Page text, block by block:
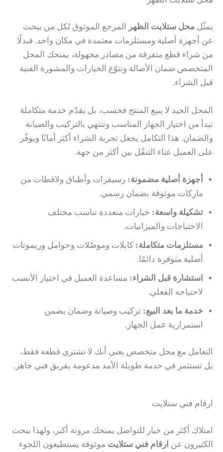
يمثّل محل ستلايت الظهر
المرجع الموثوق لكل من يبحث
عن أجهزة أصلية ومستلزمات معتمدة في مكان واحد. فبدلًا
من شراء قطع متفرقة من مصادر مجهولة، يمنحك المحل
المتخصص ضمان الأصالة وتنوّع الخيارات والمشورة الفنية
قبل الشراء.
المحل الجيد لا يبيع المنتج فحسب، بل يقدّم خدمة متكاملة
تبدأ من اختيار الجهاز المناسب وتنتهي بالتركيب والصيانة
والضمان. هذا التكامل يجعل تجربة الشراء أكثر أمانًا ويوفّر
على العميل عناء التنقّل بين أكثر من جهة.
أجهزة أصلية مضمونة: رسيفرات وأطباق ولاقطات من
ماركات موثوقة بضمان رسمي.
تشكيلة واسعة: خيارات متعددة تناسب مختلف
الاحتياجات والميزانيات.
مستلزمات متكاملة: كابلات وموصّلات وحوامل وريموتات
أصلية متوفرة دائمًا.
استشارة قبل الشراء: مساعدة العميل في اختيار الأنسب
لاحتياجه الفعلي.
خدمة ما بعد البيع: تركيب وصيانة وضمان يضمن
استمرارية عمل الجهاز.
التعامل مع محل متخصص يعني أنك لا تشتري قطعة فقط،
بل تستثمر في خدمة طويلة الأمد مدعومة بفريق فني جاهز.
ارقام فني ستلايت
امتلاك أكثر من خيار للتواصل يمنحك مرونة أكبر، ولهذا يبحث
الكثيرون عن ارقام فني ستلايت موثوقة يستطيعون اللجوء